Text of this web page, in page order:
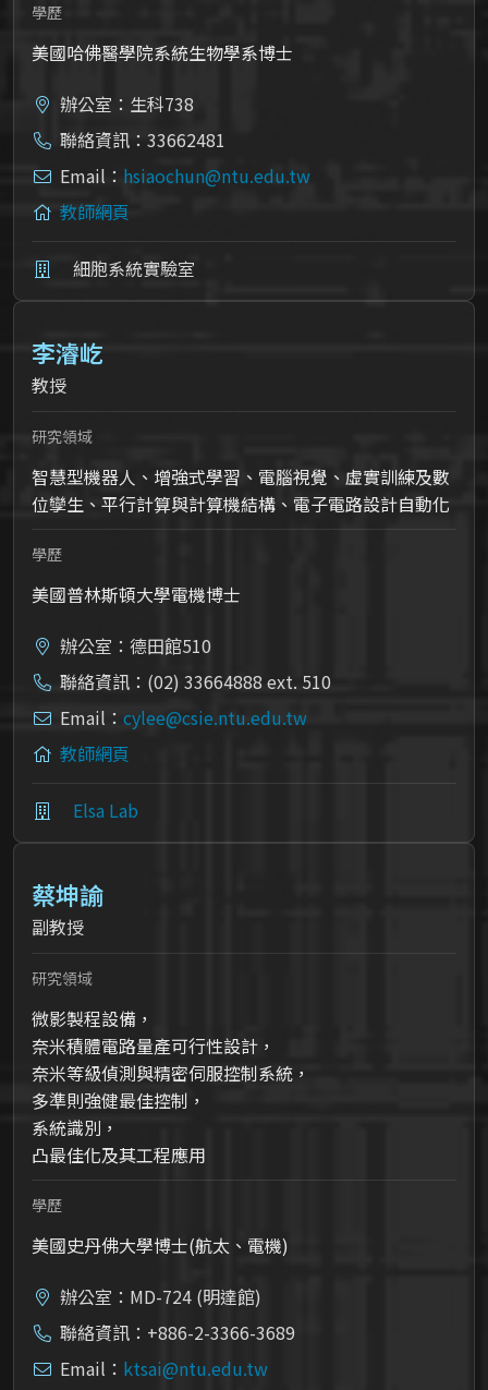
學歷
美國哈佛醫學院系統生物學系博士
辦公室：生科738
聯絡資訊：33662481
Email： hsiaochun@ntu.edu.tw
教師網頁
細胞系統實驗室
李濬屹
教授
研究領域
智慧型機器人、增強式學習、電腦視覺、虛實訓練及數
位孿生、平行計算與計算機結構、電子電路設計自動化
學歷
美國普林斯頓大學電機博士
辦公室：德田館510
聯絡資訊：(02) 33664888 ext. 510
Email： cylee@csie.ntu.edu.tw
教師網頁
Elsa Lab
蔡坤諭
副教授
研究領域
微影製程設備，
奈米積體電路量產可行性設計，
奈米等級偵測與精密伺服控制系統，
多準則強健最佳控制，
系統識別，
凸最佳化及其工程應用
學歷
美國史丹佛大學博士(航太、電機)
辦公室：MD-724 (明達館)
聯絡資訊：+886-2-3366-3689
Email： ktsai@ntu.edu.tw